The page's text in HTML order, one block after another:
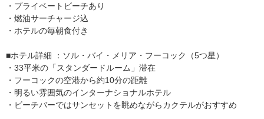
・プライベートビーチあり
・燃油サーチャージ込
・ホテルの毎朝食付き
■ホテル詳細 ：ソル・バイ・メリア・フーコック（5つ星）
・33平米の「スタンダードルーム」滞在
・フーコックの空港から約10分の距離
・明るい雰囲気のインターナショナルホテル
・ビーチバーではサンセットを眺めながらカクテルがおすすめ